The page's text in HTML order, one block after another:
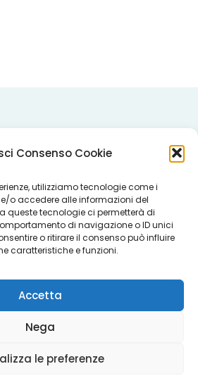
Consenso Cookie
utilizziamo tecnologie come i
o accedere alle informazioni del
queste tecnologie ci permetterà di
di navigazione o ID unici
o ritirare il consenso può influire
caratteristiche e funzioni.
Accetta
Nega
le preferenze